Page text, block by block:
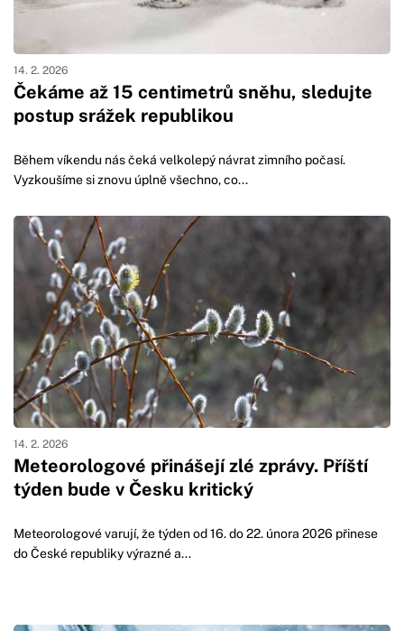
Čekáme až 15 centimetrů sněhu, sledujte
postup srážek republikou
14. 2. 2026
Během víkendu nás čeká velkolepý návrat zimního počasí.
Vyzkoušíme si znovu úplně všechno, co...
Meteorologové přinášejí zlé zprávy. Příští
týden bude v Česku kritický
14. 2. 2026
Meteorologové varují, že týden od 16. do 22. února 2026 přinese
do České republiky výrazné a...